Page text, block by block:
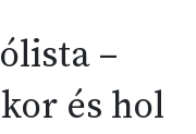
–
és hol